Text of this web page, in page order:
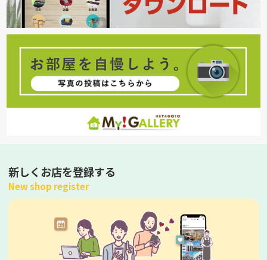
新しくお店を登録する
New shop register